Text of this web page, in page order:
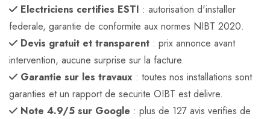
Electriciens certifies ESTI : autorisation d'installer
federale, garantie de conformite aux normes NIBT 2020.
Devis gratuit et transparent : prix annonce avant
intervention, aucune surprise sur la facture.
Garantie sur les travaux : toutes nos installations sont
garanties et un rapport de securite OIBT est delivre.
Note 4.9/5 sur Google : plus de 127 avis verifies de